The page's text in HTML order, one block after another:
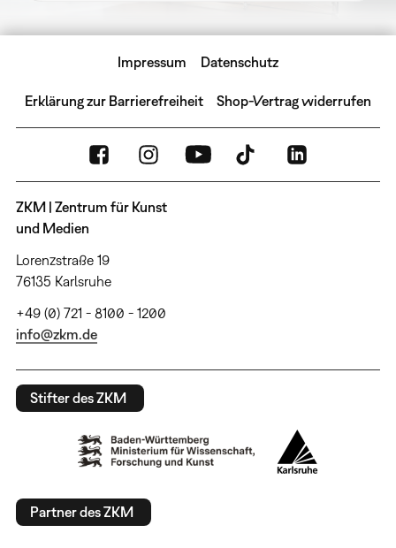
Impressum Datenschutz
Erklärung zur Barrierefreiheit Shop-Vertrag widerrufen
ZKM | Zentrum für Kunst
und Medien
Lorenzstraße 19
76135 Karlsruhe
+49 (0) 721 - 8100 - 1200
info@zkm.de
Stifter des ZKM
Partner des ZKM